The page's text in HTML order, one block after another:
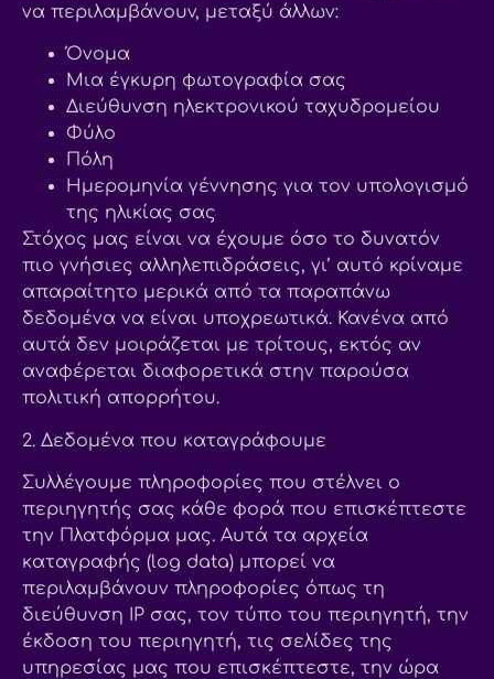
να περιλαμβάνουν, μεταξύ άλλων:
Όνομα
Μια έγκυρη φωτογραφία σας
Διεύθυνση ηλεκτρονικού ταχυδρομείου
Φύλο
Πόλη
Ημερομηνία γέννησης για τον υπολογισμό
της ηλικίας σας
Στόχος μας είναι να έχουμε όσο το δυνατόν
πιο γνήσιες αλληλεπιδράσεις, γι’ αυτό κρίναμε
απαραίτητο μερικά από τα παραπάνω
δεδομένα να είναι υποχρεωτικά. Κανένα από
αυτά δεν μοιράζεται με τρίτους, εκτός αν
αναφέρεται διαφορετικά στην παρούσα
πολιτική απορρήτου.
2. Δεδομένα που καταγράφουμε
Συλλέγουμε πληροφορίες που στέλνει ο
περιηγητής σας κάθε φορά που επισκέπτεστε
την Πλατφόρμα μας. Αυτά τα αρχεία
καταγραφής (log data) μπορεί να
περιλαμβάνουν πληροφορίες όπως τη
διεύθυνση IP σας, τον τύπο του περιηγητή, την
έκδοση του περιηγητή, τις σελίδες της
υπηρεσίας μας που επισκέπτεστε, την ώρα